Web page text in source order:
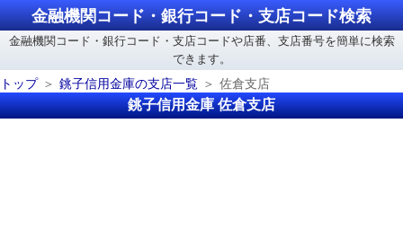
金融機関コード・銀行コード・支店コード検索
金融機関コード・銀行コード・支店コードや店番、支店番号を簡単に検索
できます。
トップ
銚子信用金庫の支店一覧 佐倉支店
銚子信用金庫 佐倉支店